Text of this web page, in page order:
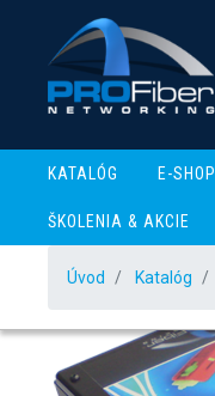
KATALÓG E-SHOP
ŠKOLENIA & AKCIE
Úvod Katalóg